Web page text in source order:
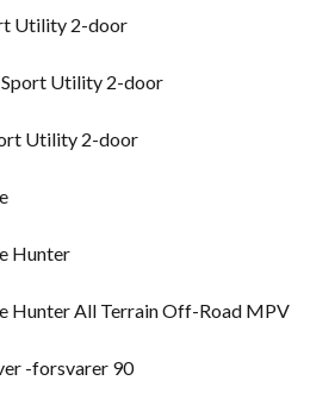
Utility 2-door
Utility 2-door
Utility 2-door
Hunter
Hunter All Terrain Off-Road MPV
-forsvarer 90